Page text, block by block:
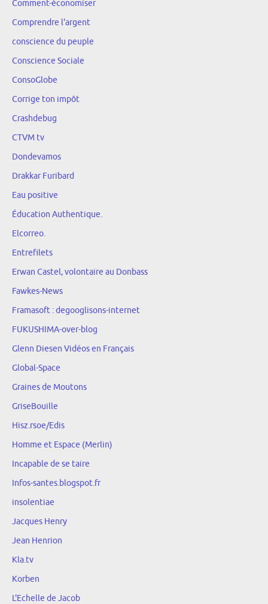
Comment-économiser
Comprendre l'argent
conscience du peuple
Conscience Sociale
ConsoGlobe
Corrige ton impôt
Crashdebug
CTVM tv
Dondevamos
Drakkar Furibard
Eau positive
Éducation Authentique.
Elcorreo.
Entrefilets
Erwan Castel, volontaire au Donbass
Fawkes-News
Framasoft : degooglisons-internet
FUKUSHIMA-over-blog
Glenn Diesen Vidéos en Français
Global-Space
Graines de Moutons
GriseBouille
Hisz.rsoe/Edis
Homme et Espace (Merlin)
Incapable de se taire
Infos-santes.blogspot.fr
insolentiae
Jacques Henry
Jean Henrion
Kla.tv
Korben
L'Echelle de Jacob